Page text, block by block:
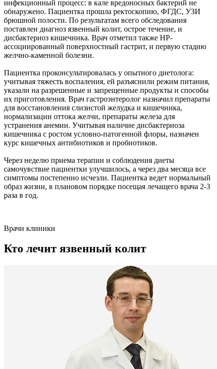
инфекционный процесс: в кале вредоносных бактерий не
обнаружено. Пациентка прошла ректоскопию, ФГДС, УЗИ
брюшной полости. По результатам всего обследования
поставлен диагноз язвенный колит, острое течение, и
дисбактериоз кишечника. Врач отметил также НР-
ассоциированный поверхностный гастрит, и первую стадию
желчно-каменной болезни.
Пациентка проконсультировалась у опытного диетолога:
учитывая тяжесть воспаления, ей разъяснили режим питания,
указали на разрешенные и запрещенные продукты и способы
их приготовления. Врач гастроэнтеролог назначил препараты
для восстановления слизистой желудка и кишечника,
нормализации оттока желчи, препараты железа для
устранения анемии. Учитывая наличие дисбактериоза
кишечника с ростом условно-патогенной флоры, назначен
курс кишечных антибиотиков и пробиотиков.
Через неделю приема терапии и соблюдения диеты
самочувствие пациентки улучшилось, а через два месяца все
симптомы постепенно исчезли. Пациентка ведет нормальный
образ жизни, в плановом порядке посещая лечащего врача 2-3
раза в год.
Врачи клиники
Кто лечит язвенный колит